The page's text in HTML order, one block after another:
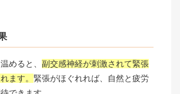
めると、 副交感神経が刺激されて緊張
ます。 緊張がほぐれれば、自然と疲労